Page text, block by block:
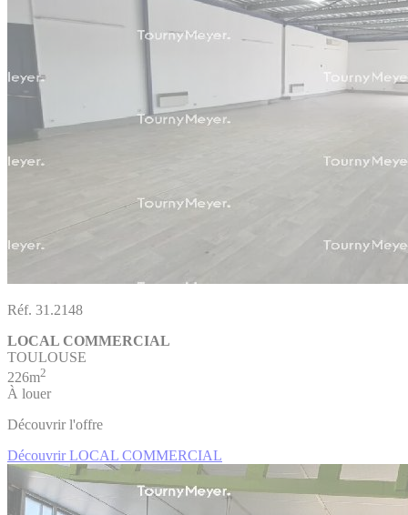
Réf. 31.2148
LOCAL COMMERCIAL
TOULOUSE
226m2
À louer
Découvrir l'offre
Découvrir LOCAL COMMERCIAL